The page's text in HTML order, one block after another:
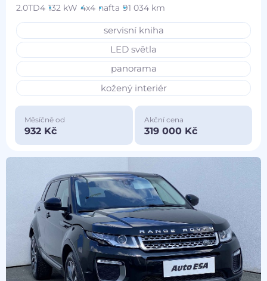
2.0TD4 132 kW 4x4 nafta 91 034 km
servisní kniha
LED světla
panorama
kožený interiér
Měsíčně od
932 Kč
Akční cena
319 000 Kč